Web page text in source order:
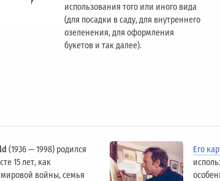
использования того или иного вида
(для посадки в саду, для внутреннего
озеленения, для оформления
букетов и так далее).
(1936 — 1998) родился
15 лет, как
войны, семья
Его